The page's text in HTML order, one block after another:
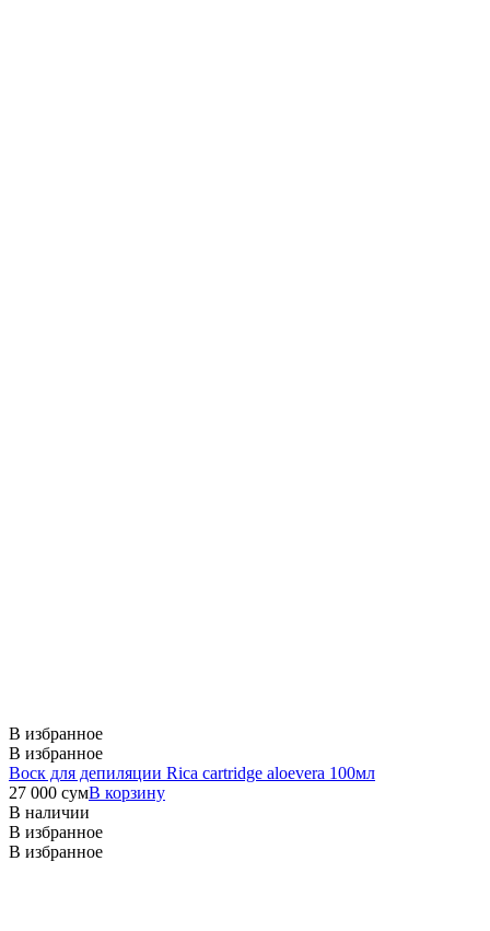
В избранное
В избранное
Воск для депиляции Rica cartridge aloevera 100мл
27 000 сумВ корзину
В наличии
В избранное
В избранное